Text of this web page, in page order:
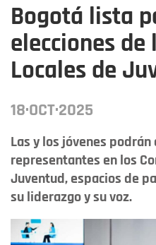
Bogotá lista
elecciones de
Locales de
18·OCT·2025
Las y los jóvenes podrán
representantes en los
Juventud, espacios de
su liderazgo y su voz.